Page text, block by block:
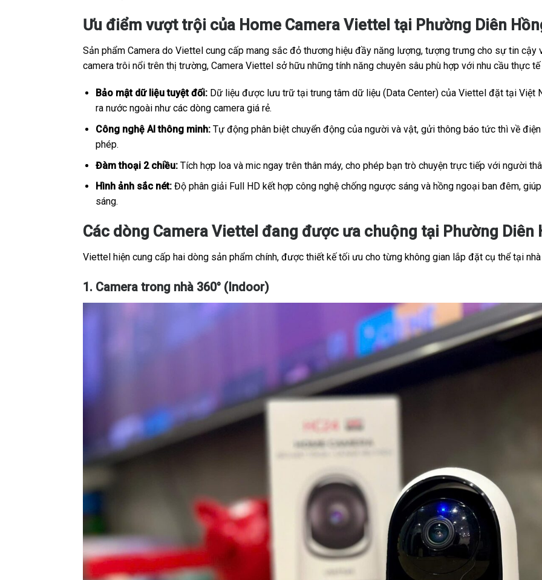
Ưu điểm vượt trội của Home Camera Viettel tại Phường Diên
Sản phẩm Camera do Viettel cung cấp mang sắc đỏ thương hiệu đầy năng lượng, tượng trưng cho sự tin cậy
camera trôi nổi trên thị trường, Camera Viettel sở hữu những tính năng chuyên sâu phù hợp với nhu cầu thực
Bảo mật dữ liệu tuyệt đối:Dữ liệu được lưu trữ tại trung tâm dữ liệu (Data Center) của Viettel đặt tại Việt
ra nước ngoài như các dòng camera giá rẻ.
Công nghệ AI thông minh:Tự động phân biệt chuyển động của người và vật, gửi thông báo tức thì về
phép.
Đàm thoại 2 chiều:Tích hợp loa và mic ngay trên thân máy, cho phép bạn trò chuyện trực tiếp với người
Hình ảnh sắc nét:Độ phân giải Full HD kết hợp công nghệ chống ngược sáng và hồng ngoại ban đêm,
sáng.
Các dòng Camera Viettel đang được ưa chuộng tại Phường Diên
Viettel hiện cung cấp hai dòng sản phẩm chính, được thiết kế tối ưu cho từng không gian lắp đặt cụ thể tại
1. Camera trong nhà 360° (Indoor)